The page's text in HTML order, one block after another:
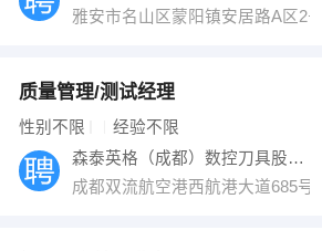
雅安市名山区蒙阳镇安居路A区2号
质量管理/测试经理
性别不限 经验不限
森泰英格（成都）数控刀具股份有限公司
成都双流航空港西航港大道685号